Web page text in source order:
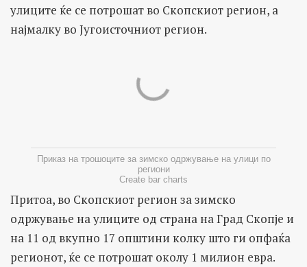
улиците ќе се потрошат во Скопскиот регион, а
најмалку во Југоисточниот регион.
Приказ на трошоците за зимско одржување на улици по
региони
Create bar charts
Притоа, во Скопскиот регион за зимско
одржување на улиците од страна на Град Скопје и
на 11 од вкупно 17 општини колку што ги опфаќа
регионот, ќе се потрошат околу 1 милион евра.